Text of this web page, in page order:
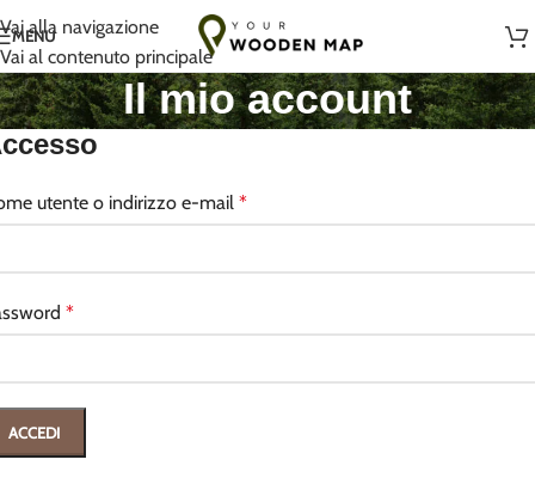
Vai alla navigazione
Vai al contenuto principale
Fatto a mano con amore in Lituania
MENU
Il mio account
utente o indirizzo e-mail *
*
ACCEDI